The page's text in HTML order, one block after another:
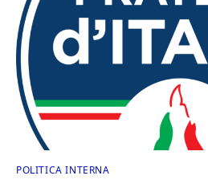
POLITICA INTERNA